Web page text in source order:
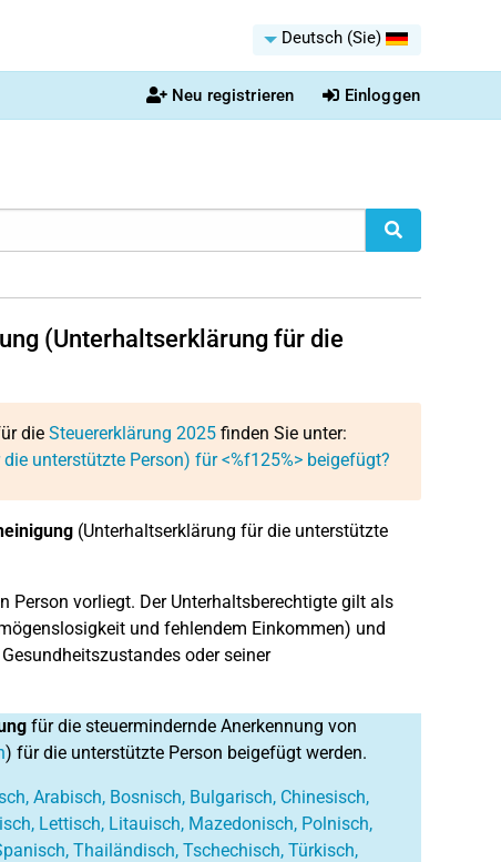
Deutsch (Sie)
Neu registrieren Einloggen
(Unterhaltserklärung für die
die Steuererklärung 2025finden Sie unter:
unterstützte Person) für <%f125%> beigefügt?
(Unterhaltserklärung für die unterstützte
vorliegt. Der Unterhaltsberechtigte gilt als
und fehlendem Einkommen) und
oder seiner
für die steuermindernde Anerkennung von
) für die unterstützte Person beigefügt werden.
Arabisch, Bosnisch, Bulgarisch, Chinesisch,
Lettisch, Litauisch, Mazedonisch, Polnisch,
Thailändisch, Tschechisch, Türkisch,